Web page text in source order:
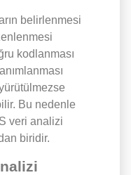
belirlenmesi
kodlanması
Bu nedenle
veri analizi
biridir.